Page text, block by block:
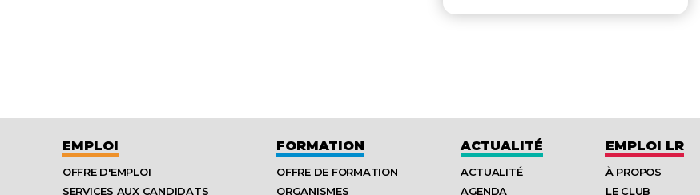
EMPLOI
OFFRE D'EMPLOI
SERVICES AUX CANDIDATS
FORMATION
OFFRE DE FORMATION
ORGANISMES
ACTUALITÉ
ACTUALITÉ
AGENDA
EMPLOI LR
À PROPOS
LE CLUB